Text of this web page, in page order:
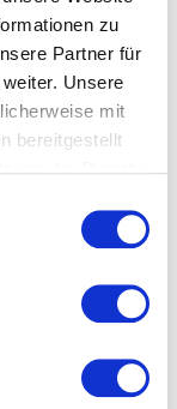
zu
Partner für
Unsere
mit
bereitgestellt